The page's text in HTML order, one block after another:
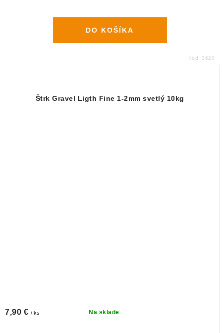
DO KOŠÍKA
Kód: 3620
Štrk Gravel Ligth Fine 1-2mm svetlý 10kg
Na sklade
7,90 € / ks